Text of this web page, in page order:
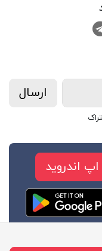
با واتس اپ
تلگرام
ارسال
اپ اندروید